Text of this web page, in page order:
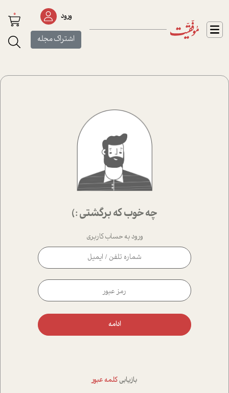
ورود
اشتراک مجله
0
چه خوب که برگشتی :)
ورود به حساب کاربری
ادامه
بازیابی کلمه عبور